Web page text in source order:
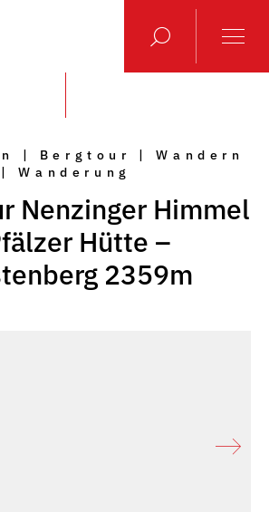
| Bergtour | Wandern
| Wanderung
Nenzinger Himmel
Hütte –
2359m